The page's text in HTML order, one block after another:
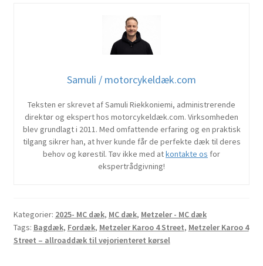
Samuli / motorcykeldæk.com
Teksten er skrevet af Samuli Riekkoniemi, administrerende
direktør og ekspert hos motorcykeldæk.com. Virksomheden
blev grundlagt i 2011. Med omfattende erfaring og en praktisk
tilgang sikrer han, at hver kunde får de perfekte dæk til deres
behov og kørestil. Tøv ikke med atkontakte os for
ekspertrådgivning!
Kategorier: 2025- MC dæk, MC dæk, Metzeler - MC dæk
Tags: Bagdæk, Fordæk, Metzeler Karoo 4 Street, Metzeler Karoo 4
Street – allroaddæk til vejorienteret kørsel